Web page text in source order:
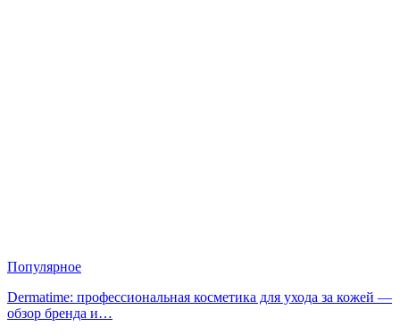
Популярное
Dermatime: профессиональная косметика для ухода за кожей —
обзор бренда и…